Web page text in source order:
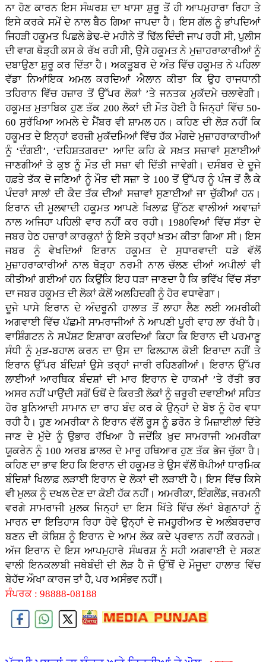
ਨਾ ਹੋਣ ਕਾਰਨ ਇਸ ਸੰਘਰਸ਼ ਦਾ ਖਾਸਾ ਸ਼ੁਰੂ ਤੋਂ ਹੀ ਆਪਮੁਹਾਰਾ ਰਿਹਾ ਤੇ
ਇਸੇ ਕਰਕੇ ਸਮੇਂ ਦੇ ਨਾਲ ਬੈਠ ਗਿਆ ਜਾਪਦਾ ਹੈ। ਇਸ ਗੱਲ ਨੂੰ ਭਾਂਪਦਿਆਂ
ਜਿਹੜੀ ਹਕੂਮਤ ਪਿਛਲੇ ਡੇਢ-ਦੋ ਮਹੀਨੇ ਤੋਂ ਢਿੱਲ ਦਿੰਦੀ ਜਾਪ ਰਹੀ ਸੀ, ਪੁਲੀਸ
ਦੀ ਵਾਗ ਥੋੜ੍ਹੀ ਕਸ ਕੇ ਰੱਖ ਰਹੀ ਸੀ, ਉਸੇ ਹਕੂਮਤ ਨੇ ਮੁਜ਼ਾਹਰਾਕਾਰੀਆਂ ਨੂੰ
ਦਬਾਉਣਾ ਸ਼ੁਰੂ ਕਰ ਦਿੱਤਾ ਹੈ। ਅਕਤੂਬਰ ਦੇ ਅੰਤ ਵਿੱਚ ਹਕੂਮਤ ਨੇ ਪਹਿਲਾ
ਵੱਡਾ ਨਿਆਂਇਕ ਅਮਲ ਕਰਦਿਆਂ ਐਲਾਨ ਕੀਤਾ ਕਿ ਉਹ ਰਾਜਧਾਨੀ
ਤਹਿਰਾਨ ਵਿੱਚ ਹਜ਼ਾਰ ਤੋਂ ਉੱਪਰ ਲੋਕਾਂ ’ਤੇ ਜਨਤਕ ਮੁਕੱਦਮੇ ਚਲਾਵੇਗੀ।
ਹਕੂਮਤ ਮੁਤਾਬਿਕ ਹੁਣ ਤੱਕ 200 ਲੋਕਾਂ ਦੀ ਮੌਤ ਹੋਈ ਹੈ ਜਿਨ੍ਹਾਂ ਵਿੱਚ 50-
60 ਸੁਰੱਖਿਆ ਅਮਲੇ ਦੇ ਮੈਂਬਰ ਵੀ ਸ਼ਾਮਲ ਹਨ। ਕਹਿਣ ਦੀ ਲੋੜ ਨਹੀਂ ਕਿ
ਹਕੂਮਤ ਦੇ ਇਨ੍ਹਾਂ ਫਰਜ਼ੀ ਮੁਕੱਦਮਿਆਂ ਵਿੱਚ ਹੱਕ ਮੰਗਦੇ ਮੁਜ਼ਾਹਰਾਕਾਰੀਆਂ
ਨੂੰ ‘ਦੰਗਈ’, ‘ਦਹਿਸ਼ਤਗਰਦ’ ਆਦਿ ਕਹਿ ਕੇ ਸਖ਼ਤ ਸਜ਼ਾਵਾਂ ਸੁਣਾਈਆਂ
ਜਾਣਗੀਆਂ ਤੇ ਕੁਝ ਨੂੰ ਮੌਤ ਦੀ ਸਜ਼ਾ ਵੀ ਦਿੱਤੀ ਜਾਵੇਗੀ। ਦਸੰਬਰ ਦੇ ਦੂਜੇ
ਹਫ਼ਤੇ ਤੱਕ ਦੋ ਜਣਿਆਂ ਨੂੰ ਮੌਤ ਦੀ ਸਜ਼ਾ ਤੇ 100 ਤੋਂ ਉੱਪਰ ਨੂੰ ਪੰਜ ਤੋਂ ਲੈ ਕੇ
ਪੰਦਰਾਂ ਸਾਲਾਂ ਦੀ ਕੈਦ ਤੱਕ ਦੀਆਂ ਸਜ਼ਾਵਾਂ ਸੁਣਾਈਆਂ ਜਾ ਚੁੱਕੀਆਂ ਹਨ।
ਇਰਾਨ ਦੀ ਮੂਲਵਾਦੀ ਹਕੂਮਤ ਆਪਣੇ ਖਿਲਾਫ਼ ਉੱਠਣ ਵਾਲੀਆਂ ਅਵਾਜ਼ਾਂ
ਨਾਲ ਅਜਿਹਾ ਪਹਿਲੀ ਵਾਰ ਨਹੀਂ ਕਰ ਰਹੀ। 1980ਵਿਆਂ ਵਿੱਚ ਸੱਤਾ ਦੇ
ਜਬਰ ਹੇਠ ਹਜ਼ਾਰਾਂ ਕਾਰਕੁਨਾਂ ਨੂੰ ਇਸੇ ਤਰ੍ਹਾਂ ਖ਼ਤਮ ਕੀਤਾ ਗਿਆ ਸੀ। ਇਸ
ਜਬਰ ਨੂੰ ਵੇਖਦਿਆਂ ਇਰਾਨ ਹਕੂਮਤ ਦੇ ਸੁਧਾਰਵਾਦੀ ਧੜੇ ਵੱਲੋਂ
ਮੁਜ਼ਾਹਰਾਕਾਰੀਆਂ ਨਾਲ ਥੋੜ੍ਹਾ ਨਰਮੀ ਨਾਲ ਚੱਲਣ ਦੀਆਂ ਅਪੀਲਾਂ ਵੀ
ਕੀਤੀਆਂ ਗਈਆਂ ਹਨ ਕਿਉਂਕਿ ਇਹ ਧੜਾ ਜਾਣਦਾ ਹੈ ਕਿ ਭਵਿੱਖ ਵਿੱਚ ਸੱਤਾ
ਦਾ ਜਬਰ ਹਕੂਮਤ ਦੀ ਲੋਕਾਂ ਕੋਲੋਂ ਅਲਹਿਦਗੀ ਨੂੰ ਹੋਰ ਵਧਾਵੇਗਾ।
ਦੂਜੇ ਪਾਸੇ ਇਰਾਨ ਦੇ ਅੰਦਰੂਨੀ ਹਾਲਾਤ ਤੋਂ ਲਾਹਾ ਲੈਣ ਲਈ ਅਮਰੀਕੀ
ਅਗਵਾਈ ਵਿੱਚ ਪੱਛਮੀ ਸਾਮਰਾਜੀਆਂ ਨੇ ਆਪਣੀ ਪੂਰੀ ਵਾਹ ਲਾ ਰੱਖੀ ਹੈ।
ਵਾਸ਼ਿੰਗਟਨ ਨੇ ਸਪੱਸ਼ਟ ਇਸ਼ਾਰਾ ਕਰਦਿਆਂ ਕਿਹਾ ਕਿ ਇਰਾਨ ਦੀ ਪਰਮਾਣੂ
ਸੰਧੀ ਨੂੰ ਮੁੜ-ਬਹਾਲ ਕਰਨ ਦਾ ਉਸ ਦਾ ਫਿਲਹਾਲ ਕੋਈ ਇਰਾਦਾ ਨਹੀਂ ਤੇ
ਇਰਾਨ ਉੱਪਰ ਬੰਦਿਸ਼ਾਂ ਉਸੇ ਤਰ੍ਹਾਂ ਜਾਰੀ ਰਹਿਣਗੀਆਂ। ਇਰਾਨ ਉੱਪਰ
ਲਾਈਆਂ ਆਰਥਿਕ ਬੰਦਸ਼ਾਂ ਦੀ ਮਾਰ ਇਰਾਨ ਦੇ ਹਾਕਮਾਂ ’ਤੇ ਰੱਤੀ ਭਰ
ਅਸਰ ਨਹੀਂ ਪਾਉਂਦੀ ਸਗੋਂ ਓਥੋਂ ਦੇ ਕਿਰਤੀ ਲੋਕਾਂ ਨੂੰ ਜ਼ਰੂਰੀ ਦਵਾਈਆਂ ਸਹਿਤ
ਹੋਰ ਬੁਨਿਆਦੀ ਸਾਮਾਨ ਦਾ ਰਾਹ ਬੰਦ ਕਰ ਕੇ ਉਨ੍ਹਾਂ ਦੇ ਬੋਝ ਨੂੰ ਹੋਰ ਵਧਾ
ਰਹੀ ਹੈ। ਹੁਣ ਅਮਰੀਕਾ ਨੇ ਇਰਾਨ ਵੱਲੋਂ ਰੂਸ ਨੂੰ ਡਰੋਨ ਤੇ ਮਿਜ਼ਾਈਲਾਂ ਦਿੱਤੇ
ਜਾਣ ਦੇ ਮੁੱਦੇ ਨੂੰ ਉਭਾਰ ਰੱਖਿਆ ਹੈ ਜਦੋਂਕਿ ਖ਼ੁਦ ਸਾਮਰਾਜੀ ਅਮਰੀਕਾ
ਯੂਕਰੇਨ ਨੂੰ 100 ਅਰਬ ਡਾਲਰ ਦੇ ਮਾਰੂ ਹਥਿਆਰ ਹੁਣ ਤੱਕ ਭੇਜ ਚੁੱਕਾ ਹੈ।
ਕਹਿਣ ਦਾ ਭਾਵ ਇਹ ਕਿ ਇਰਾਨ ਦੀ ਹਕੂਮਤ ਤੇ ਉਸ ਵੱਲੋਂ ਥੋਪੀਆਂ ਧਾਰਮਿਕ
ਬੰਦਿਸ਼ਾਂ ਖਿਲਾਫ਼ ਲੜਾਈ ਇਰਾਨ ਦੇ ਲੋਕਾਂ ਦੀ ਲੜਾਈ ਹੈ। ਇਸ ਵਿੱਚ ਕਿਸੇ
ਵੀ ਮੁਲਕ ਨੂੰ ਦਖਲ ਦੇਣ ਦਾ ਕੋਈ ਹੱਕ ਨਹੀਂ। ਅਮਰੀਕਾ, ਇੰਗਲੈਂਡ, ਜਰਮਨੀ
ਵਰਗੇ ਸਾਮਰਾਜੀ ਮੁਲਕ ਜਿਨ੍ਹਾਂ ਦਾ ਇਸ ਖਿੱਤੇ ਵਿੱਚ ਲੱਖਾਂ ਬੇਗੁਨਾਹਾਂ ਨੂੰ
ਮਾਰਨ ਦਾ ਇਤਿਹਾਸ ਰਿਹਾ ਹੋਵੇ ਉਨ੍ਹਾਂ ਦੇ ਜਮਹੂਰੀਅਤ ਦੇ ਅਲੰਬਰਦਾਰ
ਬਣਨ ਦੀ ਕੋਸ਼ਿਸ਼ ਨੂੰ ਇਰਾਨ ਦੇ ਆਮ ਲੋਕ ਕਦੇ ਪ੍ਰਵਾਨ ਨਹੀਂ ਕਰਨਗੇ।
ਅੱਜ ਇਰਾਨ ਦੇ ਇਸ ਆਪਮੁਹਾਰੇ ਸੰਘਰਸ਼ ਨੂੰ ਸਹੀ ਅਗਵਾਈ ਦੇ ਸਕਣ
ਵਾਲੀ ਇਨਕਲਾਬੀ ਜਥੇਬੰਦੀ ਦੀ ਲੋੜ ਹੈ ਜੋ ਉੱਥੋਂ ਦੇ ਮੌਜੂਦਾ ਹਾਲਾਤ ਵਿੱਚ
ਬੇਹੱਦ ਔਖਾ ਕਾਰਜ ਤਾਂ ਹੈ, ਪਰ ਅਸੰਭਵ ਨਹੀਂ।
ਸੰਪਰਕ : 98888-08188